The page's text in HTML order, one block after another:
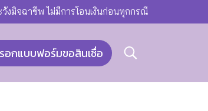
วังมิจฉาชีพ ไม่มีการโอนเงินก่อนทุกกรณี
อกแบบฟอร์มขอสินเชื่อ